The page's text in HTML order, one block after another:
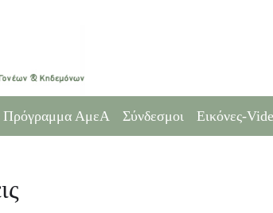
Πρόγραμμα ΑμεΑ Σύνδεσμοι Εικόνες-